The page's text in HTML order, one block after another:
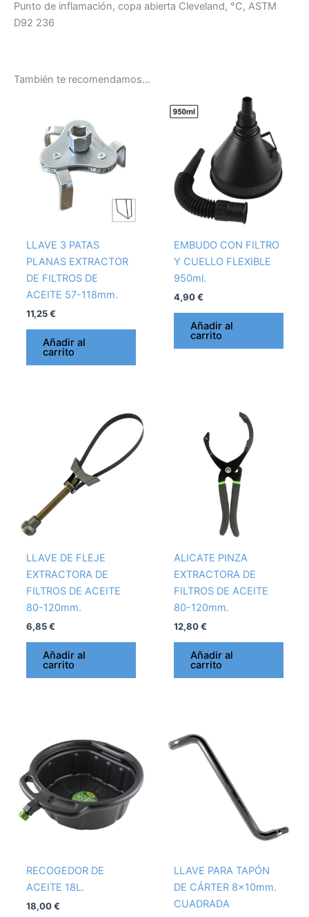
Punto de inflamación, copa abierta Cleveland, °C, ASTM
D92 236
También te recomendamos…
LLAVE 3 PATAS
PLANAS EXTRACTOR
DE FILTROS DE
ACEITE 57-118mm.
11,25€
Añadir al
carrito
EMBUDO CON FILTRO
Y CUELLO FLEXIBLE
950ml.
4,90€
Añadir al
carrito
LLAVE DE FLEJE
EXTRACTORA DE
FILTROS DE ACEITE
80-120mm.
6,85€
Añadir al
carrito
ALICATE PINZA
EXTRACTORA DE
FILTROS DE ACEITE
80-120mm.
12,80€
Añadir al
carrito
RECOGEDOR DE
ACEITE 18L.
18,00€
LLAVE PARA TAPÓN
DE CÁRTER 8x10mm.
CUADRADA